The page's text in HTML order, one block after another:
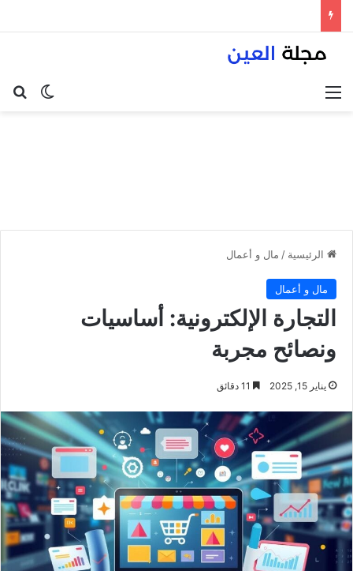
الوضع القائمة
الرئيسية / مال و أعمال
مال و أعمال
التجارة الإلكترونية: أساسيات
ونصائح مجربة
يناير 15, 2025